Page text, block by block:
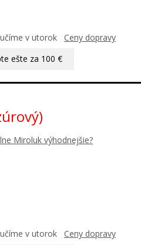
v utorok Ceny dopravy
ešte za 100 €
Miroluk výhodnejšie?
v utorok Ceny dopravy